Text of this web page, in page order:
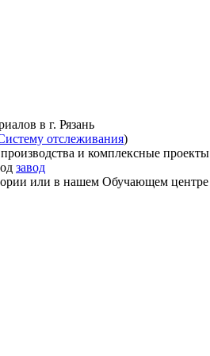
в г. Рязань
отслеживания)
и комплексные проекты
завод
или в нашем Обучающем центре